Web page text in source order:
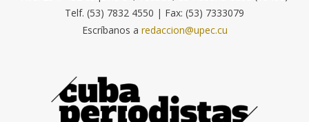
Telf. (53) 7832 4550 | Fax: (53) 7333079
Escríbanos a redaccion@upec.cu